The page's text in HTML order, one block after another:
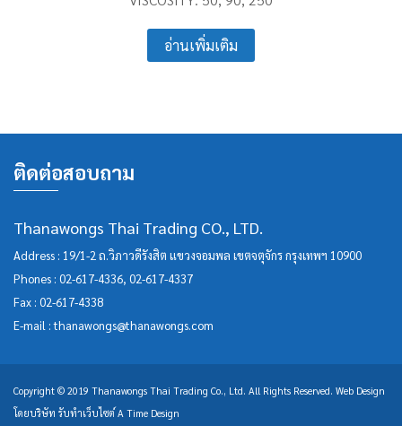
อ่านเพิ่มเติม
ติดต่อสอบถาม
Thanawongs Thai Trading CO., LTD.
Address : 19/1-2 ถ.วิภาวดีรังสิต แขวงจอมพล เขตจตุจักร กรุงเทพฯ 10900
Phones : 02-617-4336, 02-617-4337
Fax : 02-617-4338
E-mail :thanawongs@thanawongs.com
Copyright © 2019 Thanawongs Thai Trading Co., Ltd. All Rights Reserved. Web Design
โดยบริษัท รับทำเว็บไซต์ A Time Design